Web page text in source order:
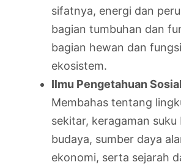
sifatnya, energi dan
bagian tumbuhan dan
bagian hewan dan
ekosistem.
Ilmu Pengetahuan
Membahas tentang
sekitar, keragaman suku
budaya, sumber daya
ekonomi, serta sejarah